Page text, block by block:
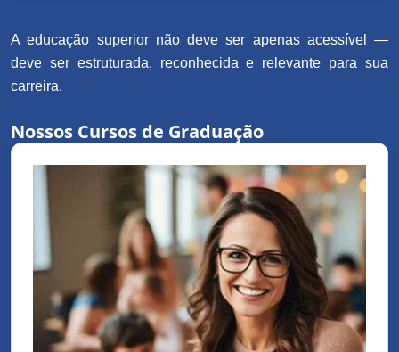
A educação superior não deve ser apenas acessível —
deve ser estruturada, reconhecida e relevante para sua
carreira.
Nossos Cursos de Graduação